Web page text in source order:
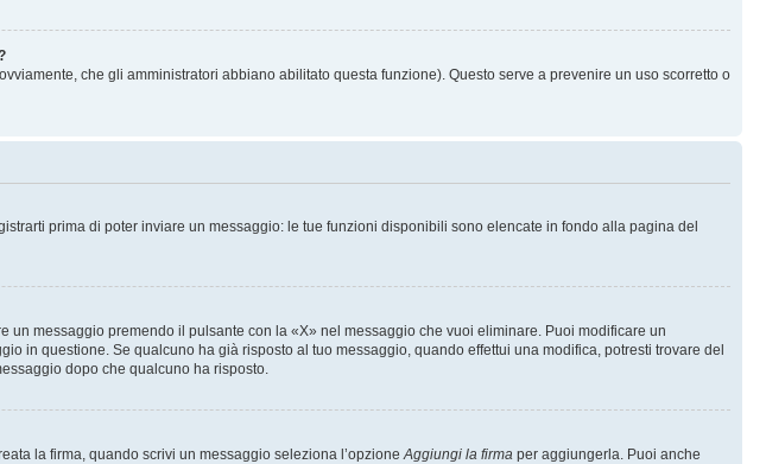
che gli amministratori abbiano abilitato questa funzione). Questo serve a prevenire un uso scorretto o
prima di poter inviare un messaggio: le tue funzioni disponibili sono elencate in fondo alla pagina del
messaggio premendo il pulsante con la «X» nel messaggio che vuoi eliminare. Puoi modificare un
in questione. Se qualcuno ha già risposto al tuo messaggio, quando effettui una modifica, potresti trovare del
dopo che qualcuno ha risposto.
la firma, quando scrivi un messaggio seleziona l’opzioneAggiungi la firma per aggiungerla. Puoi anche